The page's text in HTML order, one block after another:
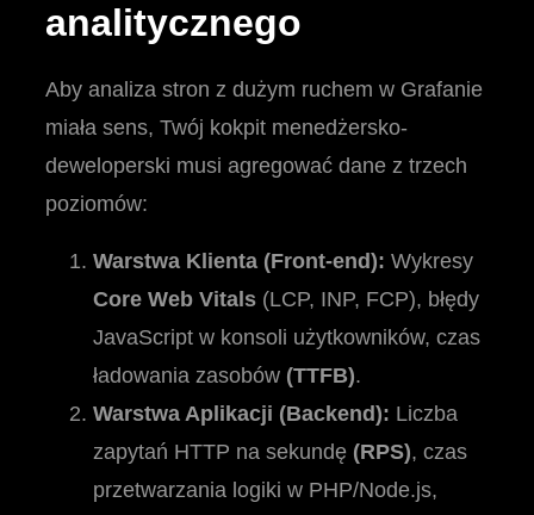
analitycznego
Aby analiza stron z dużym ruchem w Grafanie
miała sens, Twój kokpit menedżersko-
deweloperski musi agregować dane z trzech
poziomów:
Warstwa Klienta (Front-end): Wykresy
Core Web Vitals (LCP, INP, FCP), błędy
JavaScript w konsoli użytkowników, czas
ładowania zasobów (TTFB).
Warstwa Aplikacji (Backend): Liczba
zapytań HTTP na sekundę (RPS), czas
przetwarzania logiki w PHP/Node.js,